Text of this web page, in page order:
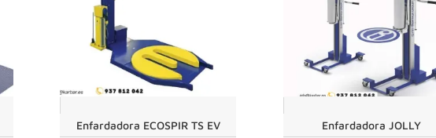
Enfardadora ECOSPIR TS EV
Enfardadora JOLLY